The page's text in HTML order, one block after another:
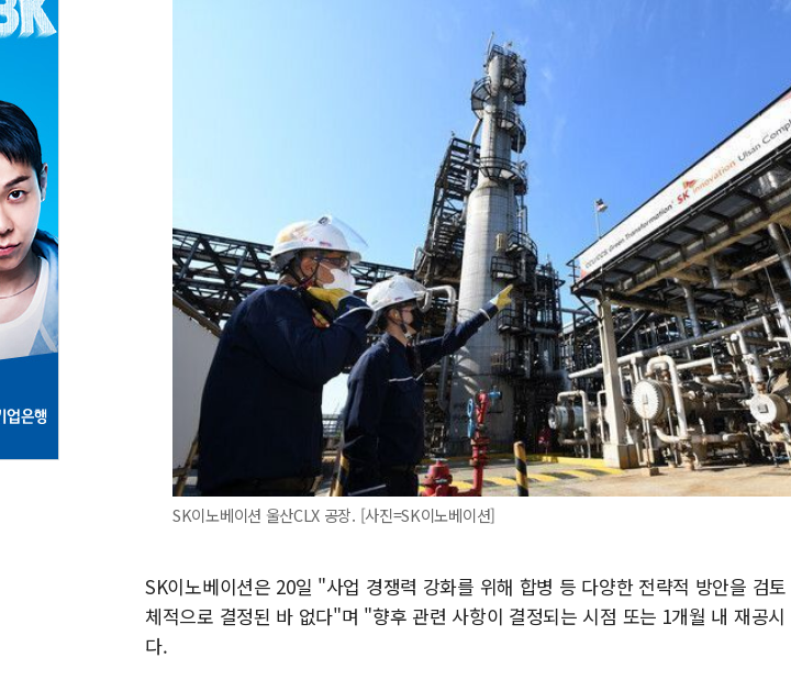
SK이노베이션 울산CLX 공장. [사진=SK이노베이션]
SK이노베이션은 20일 "사업 경쟁력 강화를 위해 합병 등 다양한 전략적 방안을 검
체적으로 결정된 바 없다"며 "향후 관련 사항이 결정되는 시점 또는 1개월 내 재공
다.